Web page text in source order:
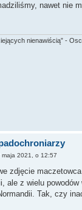
nawet nie
nienawiścią” -
maja 2021, o 12:57
zdjęcie
ale z wielu
Tak, czy